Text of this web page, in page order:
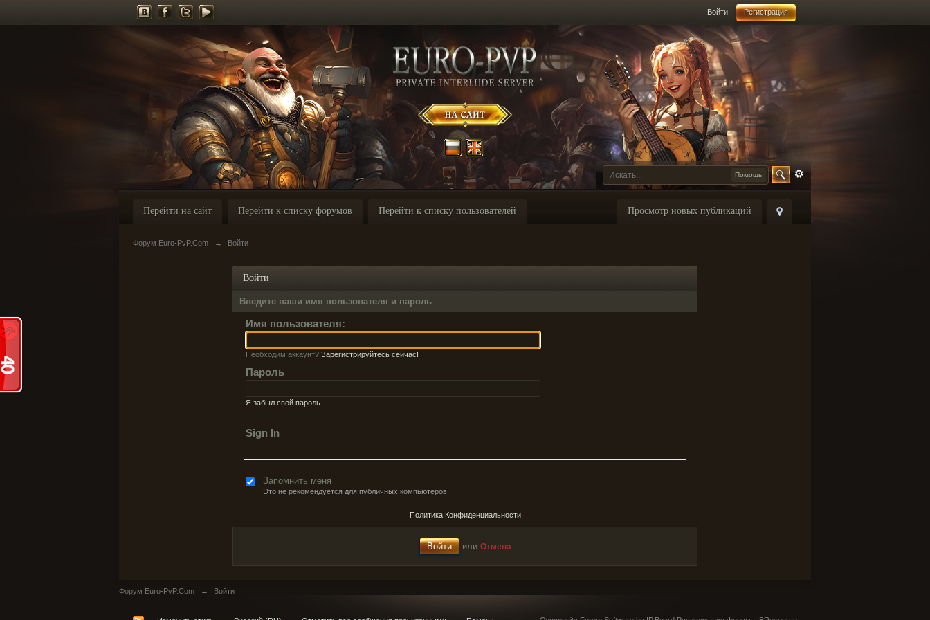
Войти Регистрация
Помощь
Просмотр новых публикаций
Перейти на сайт Перейти к списку форумов Перейти к списку пользователей
Форум Euro-PvP.Com → Войти
Войти
Введите ваши имя пользователя и пароль
Имя пользователя:
Необходим аккаунт? Зарегистрируйтесь сейчас!
Пароль
Я забыл свой пароль
Sign In
Запомнить меня
Это не рекомендуется для публичных компьютеров
Политика Конфиденциальности
или Отмена
Форум Euro-PvP.Com → Войти